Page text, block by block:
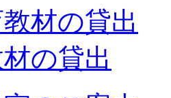
材の貸出
の貸出